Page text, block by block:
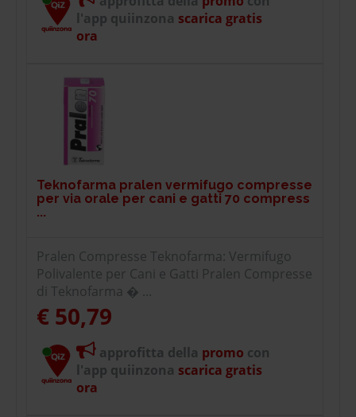
l'app quiinzona scarica gratis
ora
Teknofarma pralen vermifugo compresse
per via orale per cani e gatti 70 compress
...
Pralen Compresse Teknofarma: Vermifugo
Polivalente per Cani e Gatti Pralen Compresse
di Teknofarma � ...
€ 50,79
approfitta della promo con
l'app quiinzona scarica gratis
ora